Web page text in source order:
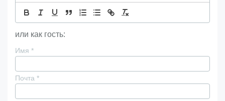
или как гость:
Имя *
Почта *